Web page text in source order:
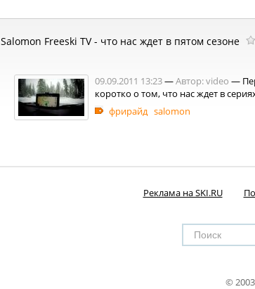
Salomon Freeski TV - что нас ждет в пятом сезоне
09.09.2011 13:23—Автор:video —
коротко о том, что нас ждет в
фрирайд salomon
Реклама на SKI.RU
©